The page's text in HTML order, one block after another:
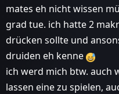
mates eh nicht wissen
grad tue. ich hatte 2
drücken sollte und
druiden eh kenne
ich werd mich btw. auch
lassen eine zu spielen,